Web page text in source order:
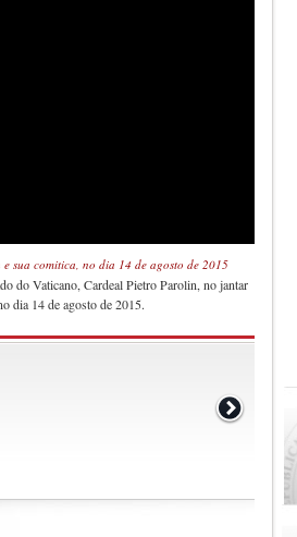
sua comitica, no dia 14 de agosto de 2015
do Vaticano, Cardeal Pietro Parolin, no jantar
dia 14 de agosto de 2015.